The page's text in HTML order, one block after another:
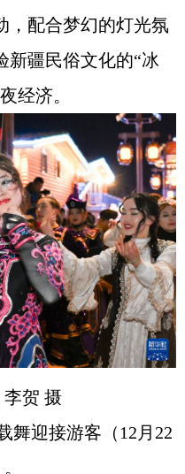
，配合梦幻的灯光氛
新疆民俗文化的“冰
经济。
李贺 摄
舞迎接游客（12月22